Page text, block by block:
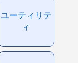
ユーティリテ
ィ